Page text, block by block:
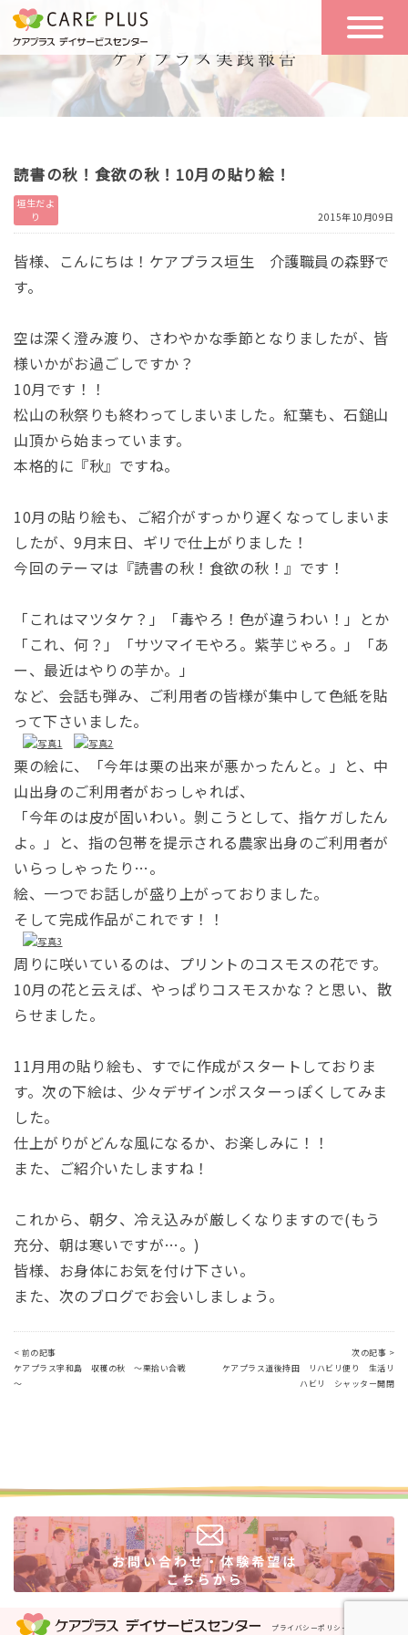
こんな方に
おすすめ
一日の流れ
一日体験
読書の秋！食欲の秋！10月の貼り絵！
垣生だよ
り
2015年10月09日
皆様、こんにちは！ケアプラス垣生 介護職員の森野で
す。
空は深く澄み渡り、さわやかな季節となりましたが、皆
様いかがお過ごしですか？
10月です！！
松山の秋祭りも終わってしまいました。紅葉も、石鎚山
山頂から始まっています。
本格的に『秋』ですね。
10月の貼り絵も、ご紹介がすっかり遅くなってしまいま
したが、9月末日、ギリで仕上がりました！
今回のテーマは『読書の秋！食欲の秋！』です！
「これはマツタケ？」「毒やろ！色が違うわい！」とか
「これ、何？」「サツマイモやろ。紫芋じゃろ。」「あ
ー、最近はやりの芋か。」
など、会話も弾み、ご利用者の皆様が集中して色紙を貼
って下さいました。
栗の絵に、「今年は栗の出来が悪かったんと。」と、中
山出身のご利用者がおっしゃれば、
「今年のは皮が固いわい。剝こうとして、指ケガしたん
よ。」と、指の包帯を提示される農家出身のご利用者が
いらっしゃったり…。
絵、一つでお話しが盛り上がっておりました。
そして完成作品がこれです！！
周りに咲いているのは、プリントのコスモスの花です。
10月の花と云えば、やっぱりコスモスかな？と思い、散
らせました。
11月用の貼り絵も、すでに作成がスタートしておりま
す。次の下絵は、少々デザインポスターっぽくしてみま
した。
仕上がりがどんな風になるか、お楽しみに！！
また、ご紹介いたしますね！
これから、朝夕、冷え込みが厳しくなりますので(もう
充分、朝は寒いですが…。)
皆様、お身体にお気を付け下さい。
また、次のブログでお会いしましょう。
< 前の記事
ケアプラス宇和島 収穫の秋 ～栗拾い合戦
～
次の記事 >
ケアプラス道後持田 リハビリ便り 生活リ
ハビリ シャッター開閉
プライバシーポリシー